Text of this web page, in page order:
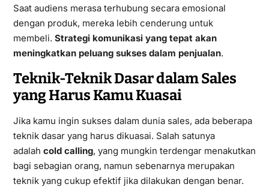
Saat audiens merasa terhubung secara emosional
dengan produk, mereka lebih cenderung untuk
membeli. Strategi komunikasi yang tepat akan
meningkatkan peluang sukses dalam penjualan.
Teknik-Teknik Dasar dalam Sales
yang Harus Kamu Kuasai
Jika kamu ingin sukses dalam dunia sales, ada beberapa
teknik dasar yang harus dikuasai. Salah satunya
adalah cold calling, yang mungkin terdengar menakutkan
bagi sebagian orang, namun sebenarnya merupakan
teknik yang cukup efektif jika dilakukan dengan benar.